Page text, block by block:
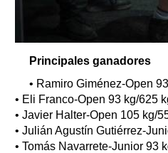
Principales ganadores
• Ramiro Giménez-Open
• Eli Franco-Open 93 kg/625
• Javier Halter-Open 105 kg/
• Julián Agustín Gutiérrez-
• Tomás Navarrete-Junior 93